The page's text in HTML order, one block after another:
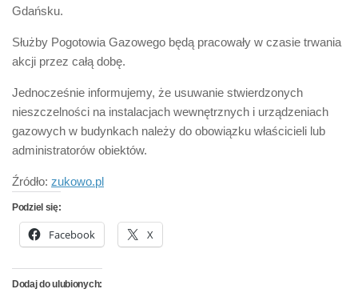
Gdańsku.
Służby Pogotowia Gazowego będą pracowały w czasie trwania
akcji przez całą dobę.
Jednocześnie informujemy, że usuwanie stwierdzonych
nieszczelności na instalacjach wewnętrznych i urządzeniach
gazowych w budynkach należy do obowiązku właścicieli lub
administratorów obiektów.
Źródło: zukowo.pl
Podziel się:
Facebook X
Dodaj do ulubionych: